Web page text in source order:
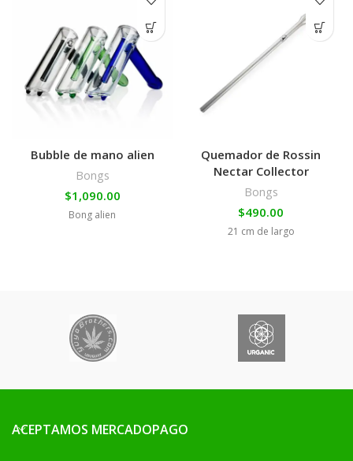
Bubble de mano alien
Bongs
$1,090.00
Bong alien
Quemador de Rossin
Nectar Collector
Bongs
$490.00
21 cm de largo
ACEPTAMOS MERCADOPAGO